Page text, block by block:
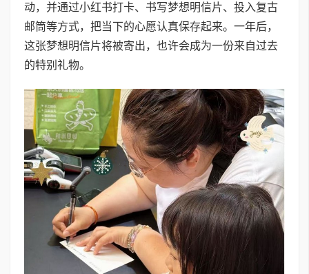
动，并通过小红书打卡、书写梦想明信片、投入复古
邮筒等方式，把当下的心愿认真保存起来。一年后，
这张梦想明信片将被寄出，也许会成为一份来自过去
的特别礼物。